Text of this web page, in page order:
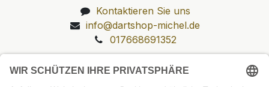
Kontaktieren Sie uns
info@dartshop-michel.de
017668691352